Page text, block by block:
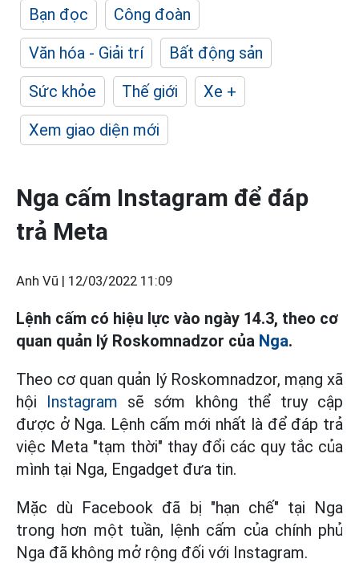
Bạn đọc
Công đoàn
Văn hóa - Giải trí
Bất động sản
Sức khỏe
Thế giới
Xe +
Xem giao diện mới
Nga cấm Instagram để đáp
trả Meta
Anh Vũ | 12/03/2022 11:09
Lệnh cấm có hiệu lực vào ngày 14.3, theo cơ
quan quản lý Roskomnadzor của Nga.
Theo cơ quan quản lý Roskomnadzor, mạng xã
hội Instagram sẽ sớm không thể truy cập
được ở Nga. Lệnh cấm mới nhất là để đáp trả
việc Meta "tạm thời" thay đổi các quy tắc của
mình tại Nga, Engadget đưa tin.
Mặc dù Facebook đã bị "hạn chế" tại Nga
trong hơn một tuần, lệnh cấm của chính phủ
Nga đã không mở rộng đối với Instagram.